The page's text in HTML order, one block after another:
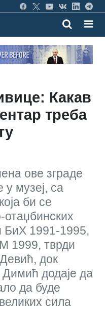
Какав
треба
ове зграде
музеј, са
би се
БиХ 1991-1995,
1999, тврди
док
додаје да
да буде
сила